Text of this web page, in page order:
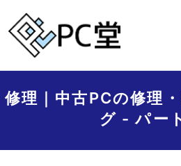
修理｜中古PCの修理
グ - パー